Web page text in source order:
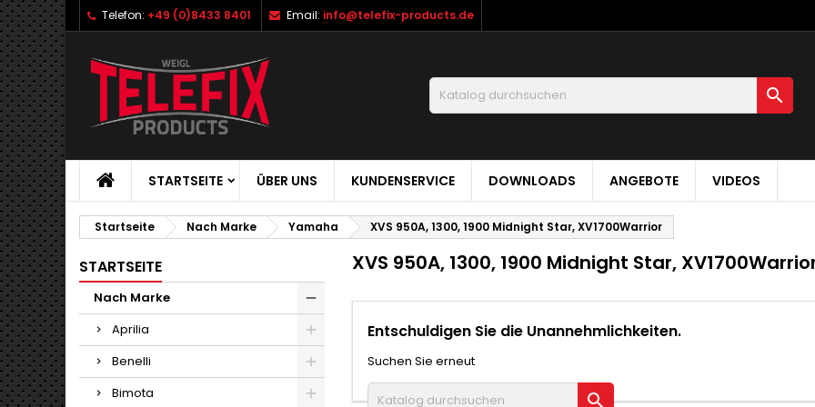
Telefon: +49 (0)8433 8401 Email: info@telefix-products.de

STARTSEITE ÜBER UNS KUNDENSERVICE DOWNLOADS ANGEBOTE VIDEOS
Startseite Nach Marke Yamaha XVS 950A, 1300, 1900 Midnight Star, XV1700Warrior
STARTSEITE
Nach Marke
Aprilia
Benelli
Bimota
XVS 950A, 1300, 1900 Midnight Star,
Entschuldigen Sie die Unannehmlichkeiten.
Suchen Sie erneut
